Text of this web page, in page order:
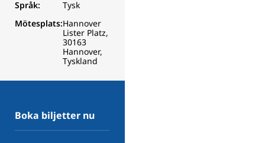
Språk:
Tysk
Mötesplats:Hannover
Lister Platz,
30163
Hannover,
Tyskland
Boka biljetter nu